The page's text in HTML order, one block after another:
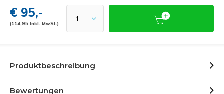
€ 95,-
(114,95 Inkl. MwSt.)
Produktbeschreibung
Bewertungen